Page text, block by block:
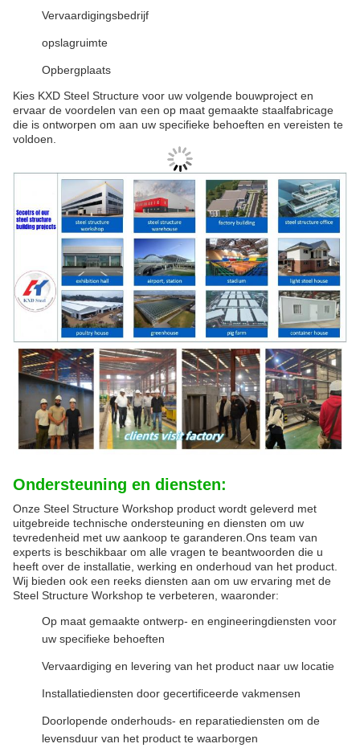
Vervaardigingsbedrijf
opslagruimte
Opbergplaats
Kies KXD Steel Structure voor uw volgende bouwproject en
ervaar de voordelen van een op maat gemaakte staalfabricage
die is ontworpen om aan uw specifieke behoeften en vereisten te
voldoen.
Ondersteuning en diensten:
Onze Steel Structure Workshop product wordt geleverd met
uitgebreide technische ondersteuning en diensten om uw
tevredenheid met uw aankoop te garanderen.Ons team van
experts is beschikbaar om alle vragen te beantwoorden die u
heeft over de installatie, werking en onderhoud van het product.
Wij bieden ook een reeks diensten aan om uw ervaring met de
Steel Structure Workshop te verbeteren, waaronder:
Op maat gemaakte ontwerp- en engineeringdiensten voor
uw specifieke behoeften
Vervaardiging en levering van het product naar uw locatie
Installatiediensten door gecertificeerde vakmensen
Doorlopende onderhouds- en reparatiediensten om de
levensduur van het product te waarborgen